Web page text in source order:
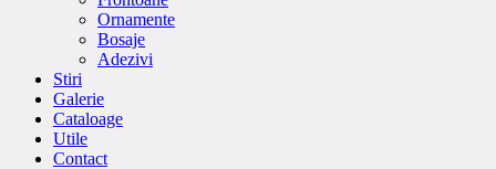
Ornamente
Bosaje
Adezivi
Stiri
Galerie
Cataloage
Utile
Contact